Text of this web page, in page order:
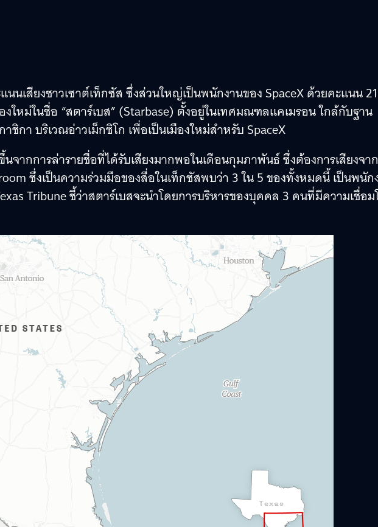
นนเสียงชาวเซาต์เท็กซัส ซึ่งส่วนใหญ่เป็นพนักงานของ SpaceX ด้วยคะแนน
งใหม่ในชื่อ “สตาร์เบส” (Starbase) ตั้งอยู่ในเทศมณฑลแคเมรอน ใกล้กับฐาน
กา บริเวณอ่าวเม็กซิโก เพื่อเป็นเมืองใหม่สำหรับ SpaceX
จากการล่ารายชื่อที่ได้รับเสียงมากพอในเดือนกุมภาพันธ์ ซึ่งต้องการเสียงจาก
ซึ่งเป็นความร่วมมือของสื่อในเท็กซัสพบว่า 3 ใน 5 ของทั้งหมดนี้ เป็นพนัก
Tribune ชี้ว่าสตาร์เบสจะนำโดยการบริหารของบุคคล 3 คนที่มีความเชื่อม